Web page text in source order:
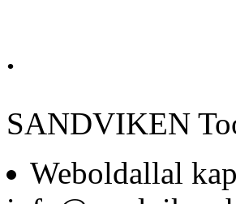
Univerzális
BAHCO 8 fiókos
szerszámkocsi (üres)
.
SANDVIKEN
Weboldallal